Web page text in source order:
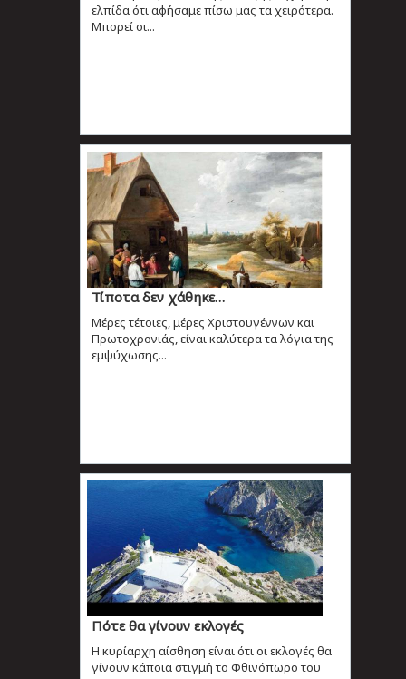
ελπίδα ότι αφήσαμε πίσω μας τα χειρότερα.
Μπορεί οι...
Τίποτα δεν χάθηκε…
Mέρες τέτοιες, μέρες Χριστουγέννων και
Πρωτοχρονιάς, είναι καλύτερα τα λόγια της
εμψύχωσης...
Πότε θα γίνουν εκλογές
Η κυρίαρχη αίσθηση είναι ότι οι εκλογές θα
γίνουν κάποια στιγμή το Φθινόπωρο του